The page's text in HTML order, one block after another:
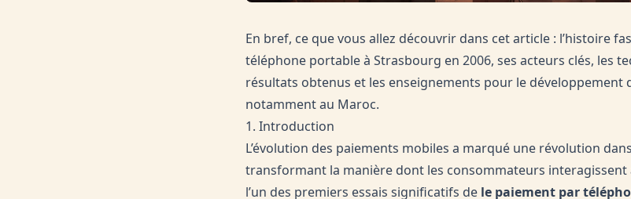
En bref, ce que vous allez découvrir dans cet article : l’histoire
téléphone portable à Strasbourg en 2006, ses acteurs clés, les
résultats obtenus et les enseignements pour le développement
notamment au Maroc.
1. Introduction
L’évolution des paiements mobiles a marqué une révolution
transformant la manière dont les consommateurs interagissent
l’un des premiers essais significatifs de le paiement par